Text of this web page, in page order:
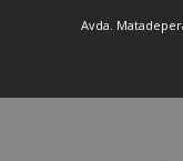
Avda.